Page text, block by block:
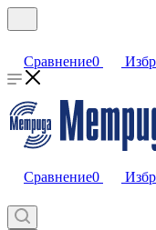
Сравнение0
Сравнение0